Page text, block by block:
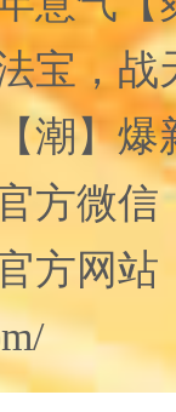
宝，战
潮】爆
方微信
方网站